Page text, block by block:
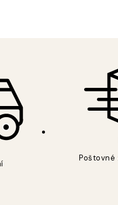
Poštovné